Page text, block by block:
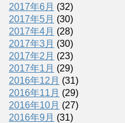
2017年6月 (32)
2017年5月 (30)
2017年4月 (28)
2017年3月 (30)
2017年2月 (23)
2017年1月 (29)
2016年12月 (31)
2016年11月 (29)
2016年10月 (27)
2016年9月 (31)